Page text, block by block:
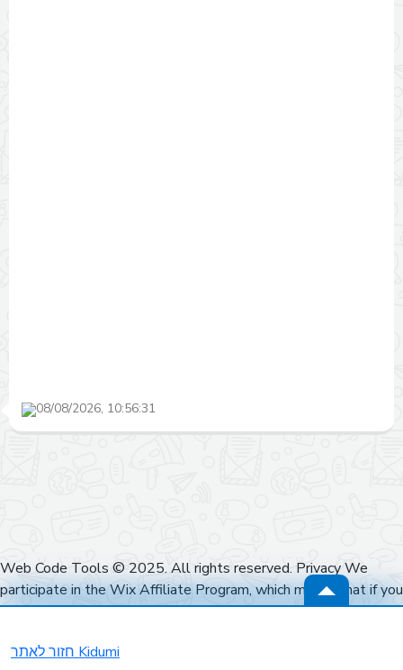
08/08/2026, 10:56:31
חזור לאתר Kidumi
Web Code Tools © 2025. All rights reserved. Privacy We
participate in the Wix Affiliate Program, which means that if you
click on a link to Wix and sign up for their services, we may earn
based on our genuine experience and expertise with their